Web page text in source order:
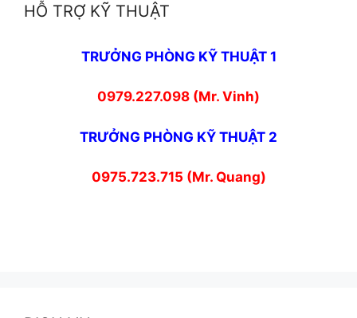
HỖ TRỢ KỸ THUẬT
TRƯỞNG PHÒNG KỸ THUẬT 1
0979.227.098 (Mr. Vinh)
TRƯỞNG PHÒNG KỸ THUẬT 2
0975.723.715 (Mr. Quang)